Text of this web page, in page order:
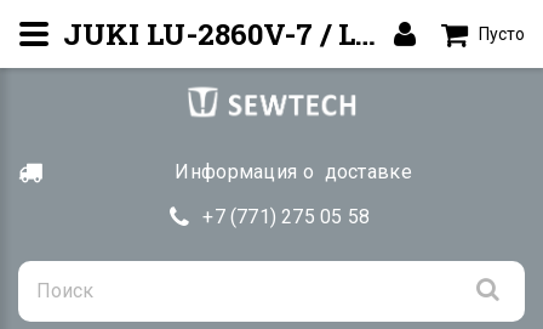
Информация о доставке
+7 (771) 275 05 58
Пусто
JUKI LU-2860V-7 / LU-2860NV-7 — Плоская платформа | Алматы